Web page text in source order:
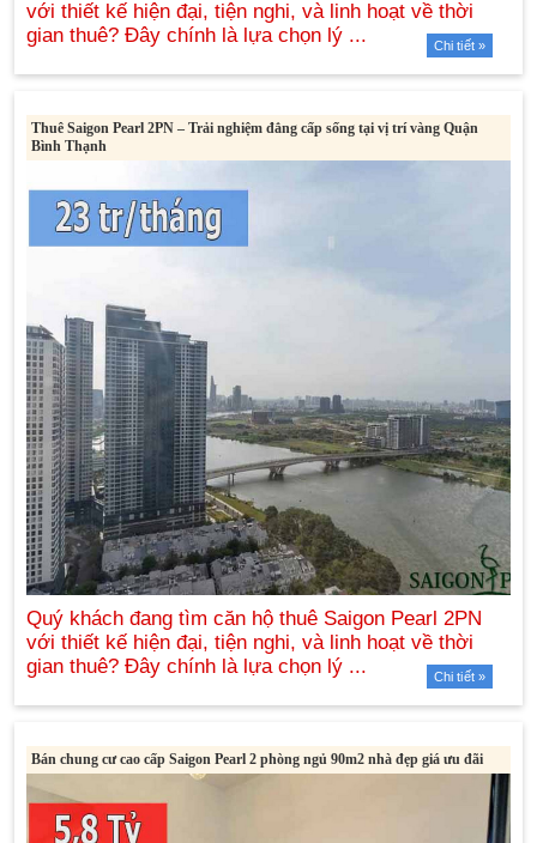
Chi tiết »
Thuê Saigon Pearl 2PN – Trải nghiệm đẳng cấp sống tại vị trí vàng Quận
Bình Thạnh
Chi tiết »
Bán chung cư cao cấp Saigon Pearl 2 phòng ngủ 90m2 nhà đẹp giá ưu đãi